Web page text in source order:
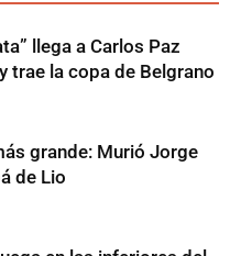
llega a Carlos Paz
trae la copa de Belgrano
grande: Murió Jorge
de Lio